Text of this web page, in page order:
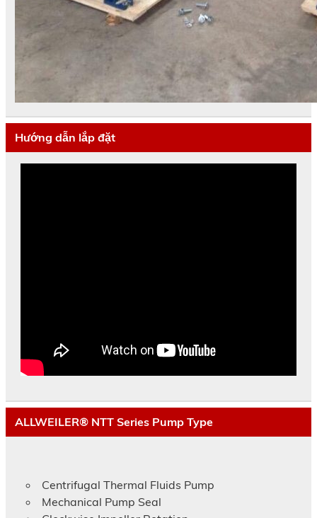
Hướng dẫn lắp đặt
ALLWEILER® NTT Series Pump Type
Centrifugal Thermal Fluids Pump
Mechanical Pump Seal